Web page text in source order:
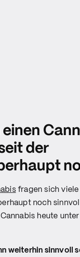
der
fragen sich viele
noch
heute
weiterhin sinnvoll